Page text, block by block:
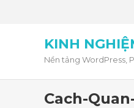
KINH
Nền tảng WordPress,
Cach-